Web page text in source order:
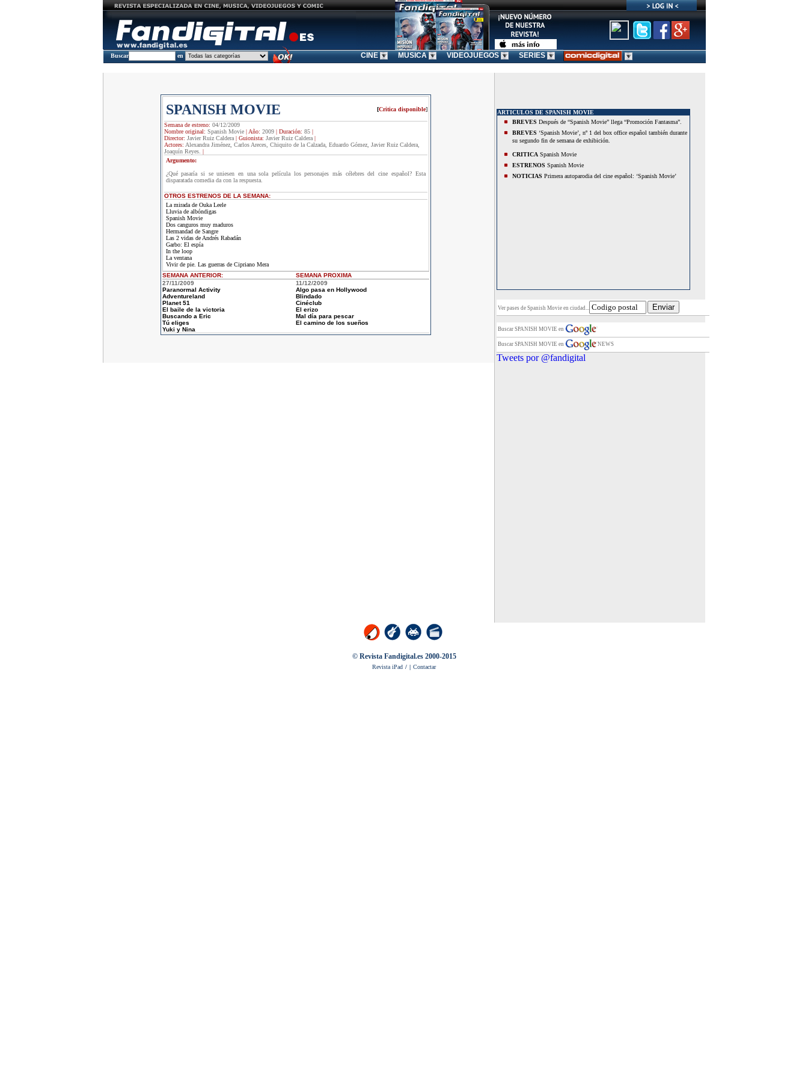
Buscar en CINE MUSICA VIDEOJUEGOS SERIES
SPANISH MOVIE [Critica disponible]
Semana de estreno: 04/12/2009
Nombre original: Spanish Movie| Año: 2009| Duración: 85|
Director: Javier Ruiz Caldera | Guionista: Javier Ruiz Caldera |
Actores: Alexandra Jiménez, Carlos Areces, Chiquito de la Calzada, Eduardo Gómez, Javier Ruiz Caldera,
Joaquín Reyes. |
Argumento:
¿Qué pasaría si se uniesen en una sola película los personajes más célebres del cine español? Esta
disparatada comedia da con la respuesta.
OTROS ESTRENOS DE LA SEMANA:
La mirada de Ouka Leele
Lluvia de albóndigas
Spanish Movie
Dos canguros muy maduros
Hermandad de Sangre
Las 2 vidas de Andrés Rabadán
Garbo: El espía
In the loop
La ventana
Vivir de pie. Las guerras de Cipriano Mera
SEMANA ANTERIOR: SEMANA PROXIMA
27/11/2009
Paranormal Activity
Adventureland
Planet 51
El baile de la victoria
Buscando a Eric
Tú eliges
Yuki y Nina
11/12/2009
Algo pasa en Hollywood
Blindado
Cinéclub
El erizo
Mal día para pescar
El camino de los sueños
ARTICULOS DE SPANISH MOVIE
BREVES Después de “Spanish Movie” llega “Promoción Fantasma”.
BREVES ‘Spanish Movie’, nº 1 del box office español también durante
su segundo fin de semana de exhibición.
CRITICASpanish Movie
ESTRENOS Spanish Movie
NOTICIAS Primera autoparodia del cine español: ‘Spanish Movie’
Ver pases de Spanish Movie en ciudad...
Buscar SPANISH MOVIE en
Buscar SPANISH MOVIE en NEWS
Tweets por @fandigital
© Revista Fandigital.es 2000-2015
Revista iPad / | Contactar